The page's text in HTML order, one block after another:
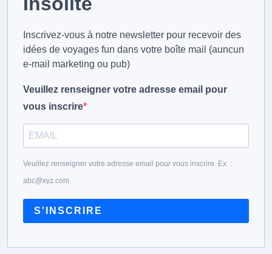
Inscrivez-vous à notre newsletter pour recevoir des
idées de voyages fun dans votre boîte mail (auncun
e-mail marketing ou pub)
Veuillez renseigner votre adresse email pour
vous inscrire
Veuillez renseigner votre adresse email pour vous inscrire. Ex. :
abc@xyz.com
S'INSCRIRE